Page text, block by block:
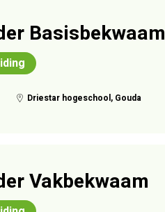
Basisbekwaam
Driestar hogeschool, Gouda
Vakbekwaam